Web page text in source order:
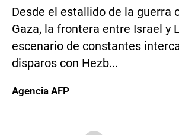
Desde el estallido de la guerra
Gaza, la frontera entre Israel y
escenario de constantes
disparos con Hezb...
Agencia AFP